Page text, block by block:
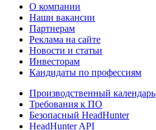
О компании
Наши вакансии
Партнерам
Реклама на сайте
Новости и статьи
Инвесторам
Кандидаты по профессиям
Производственный календарь
Требования к ПО
Безопасный HeadHunter
HeadHunter API